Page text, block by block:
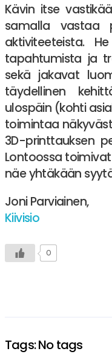
Kävin itse
samalla vastaa
aktiviteeteista.
tapahtumista ja
sekä jakavat
täydellinen
ulospäin (kohti
toimintaa
3D-printtauksen
Lontoossa
näe yhtäkään
Joni Parviainen,
Kiivisio
0
Tags: No tags